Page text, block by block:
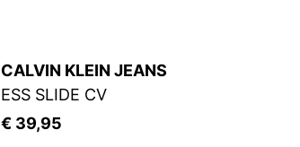
CALVIN KLEIN JEANS
ESS SLIDE CV
€ 39,95